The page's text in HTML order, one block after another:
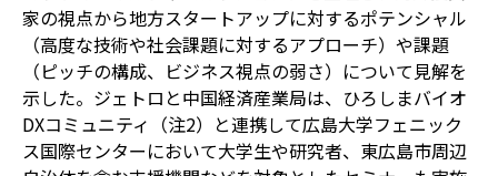
家の視点から地方スタートアップに対するポテンシャル
（高度な技術や社会課題に対するアプローチ）や課題
（ピッチの構成、ビジネス視点の弱さ）について見解を
示した。ジェトロと中国経済産業局は、ひろしまバイオ
DXコミュニティ（注2）と連携して広島大学フェニック
ス国際センターにおいて大学生や研究者、東広島市周辺